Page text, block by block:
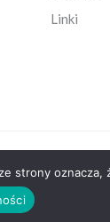
Linki
strony oznacza,